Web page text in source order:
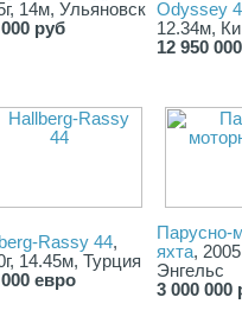
14м, Ульяновск
руб
Odyssey
12.34м,
12 950
Rassy 44,
14.45м, Турция
евро
Парусно-
яхта,
Энгельс
3 000 000